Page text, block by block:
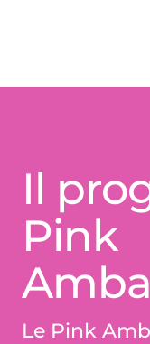
Il
Pink
Le Pink